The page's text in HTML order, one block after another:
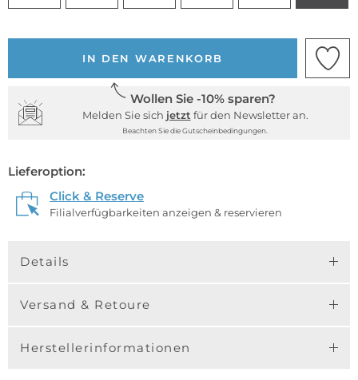
IN DEN WARENKORB
Wollen Sie -10% sparen?
Melden Sie sich jetzt für den Newsletter an.
Beachten Sie die Gutscheinbedingungen.
Lieferoption:
Click & Reserve
Filialverfügbarkeiten anzeigen & reservieren
Details
Versand & Retoure
Herstellerinformationen